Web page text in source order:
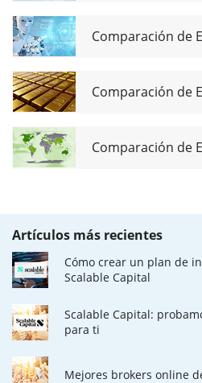
Comparación de
Comparación de
Artículos más recientes
Cómo crear un plan de
Scalable Capital
Scalable Capital:
para ti
Mejores brokers online